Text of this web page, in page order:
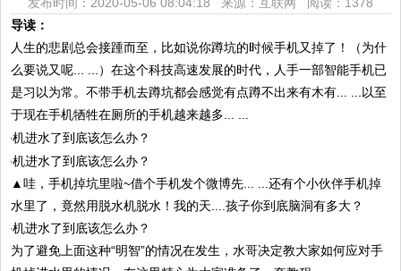
导读：
人生的悲剧总会接踵而至，比如说你蹲坑的时候手机又掉了！（为什
么要说又呢... ...）在这个科技高速发展的时代，人手一部智能手机已
是习以为常。不带手机去蹲坑都会感觉有点蹲不出来有木有... ...以至
于现在手机牺牲在厕所的手机越来越多... ...
▲哇，手机掉坑里啦~借个手机发个微博先... ...还有个小伙伴手机掉
水里了，竟然用脱水机脱水！我的天....孩子你到底脑洞有多大？
为了避免上面这种“明智”的情况在发生，水哥决定教大家如何应对手